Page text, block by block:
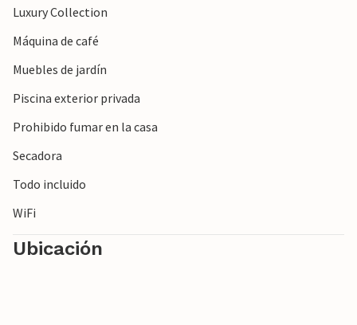
Luxury Collection
Máquina de café
Muebles de jardín
Piscina exterior privada
Prohibido fumar en la casa
Secadora
Todo incluido
WiFi
Ubicación